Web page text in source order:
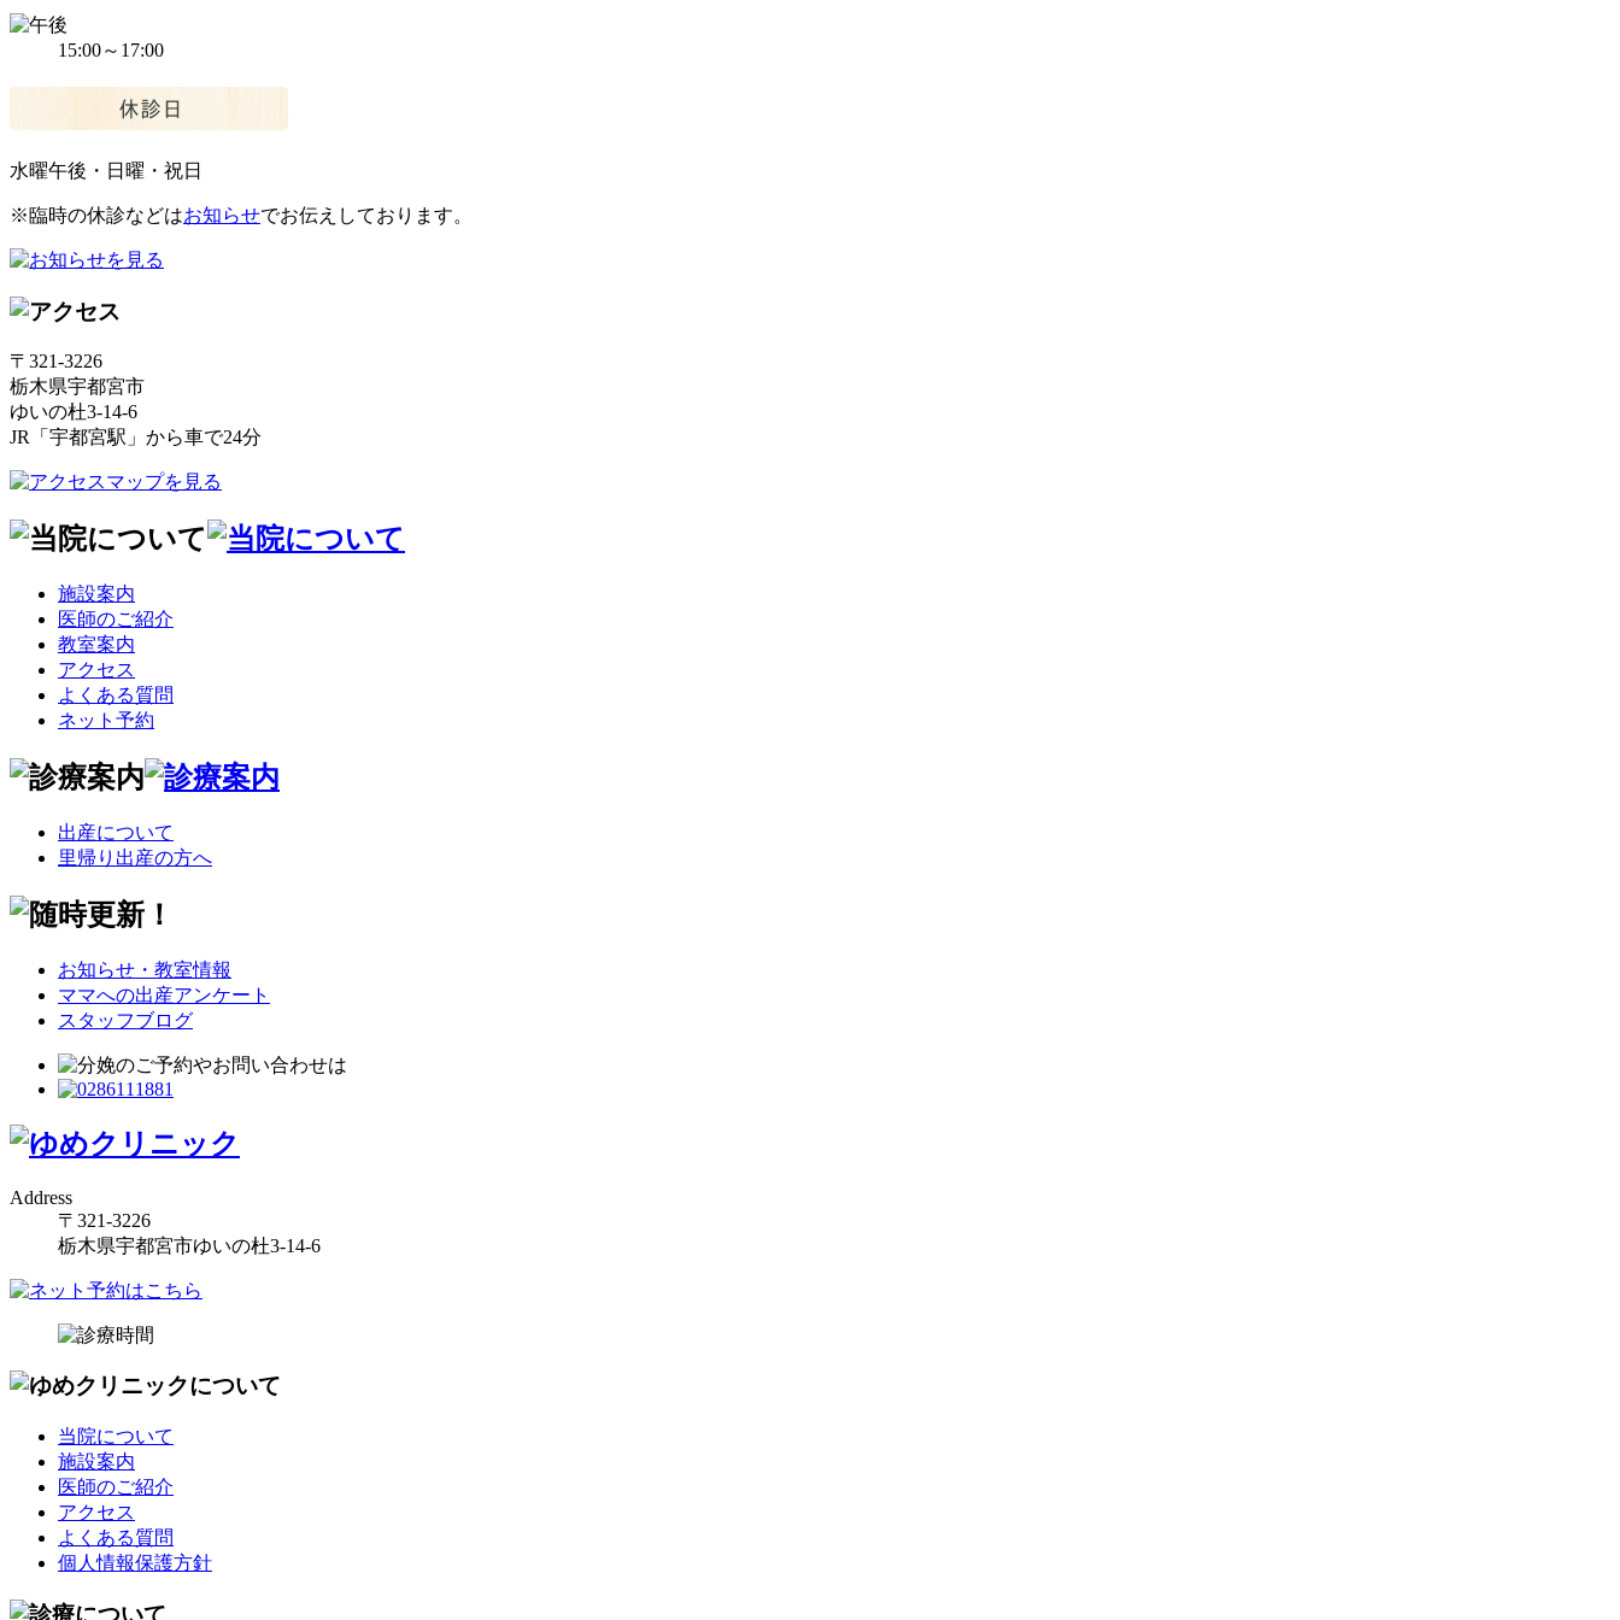
15:00～17:00
水曜午後・日曜・祝日
※臨時の休診などはお知らせでお伝えしております。
〒321-3226
栃木県宇都宮市
ゆいの杜3-14-6
JR「宇都宮駅」から車で24分
施設案内
医師のご紹介
教室案内
アクセス
よくある質問
ネット予約
出産について
里帰り出産の方へ
お知らせ・教室情報
ママへの出産アンケート
スタッフブログ
Address
〒321-3226
栃木県宇都宮市ゆいの杜3-14-6
当院について
施設案内
医師のご紹介
アクセス
よくある質問
個人情報保護方針